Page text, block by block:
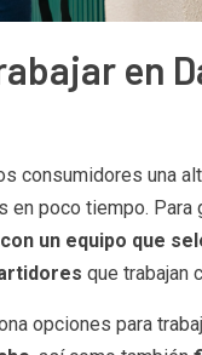
en
consumidores una
poco tiempo. Para
un equipo que
que trabajan
opciones para